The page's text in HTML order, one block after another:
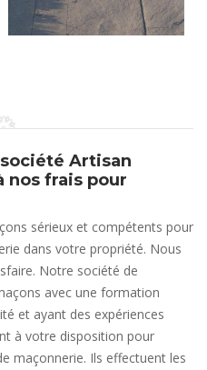
Artisan
nos frais pour
sérieux et compétents pour
dans votre propriété. Nous
Notre société de
avec une formation
et ayant des expériences
à votre disposition pour
maçonnerie. Ils effectuent les